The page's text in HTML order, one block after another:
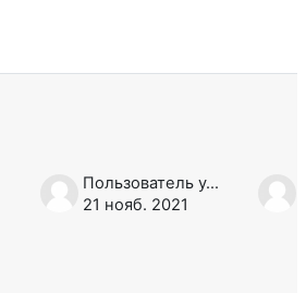
Пользователь удален
21 нояб. 2021